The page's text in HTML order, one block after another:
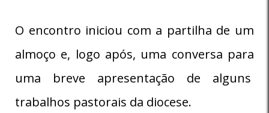
O encontro iniciou com a partilha de um
almoço e, logo após, uma conversa para
uma breve apresentação de alguns
trabalhos pastorais da diocese.